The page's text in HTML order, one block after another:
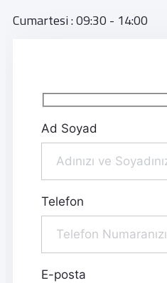
Cumartesi : 09:30 - 14:00
Ad Soyad
Telefon
E-posta